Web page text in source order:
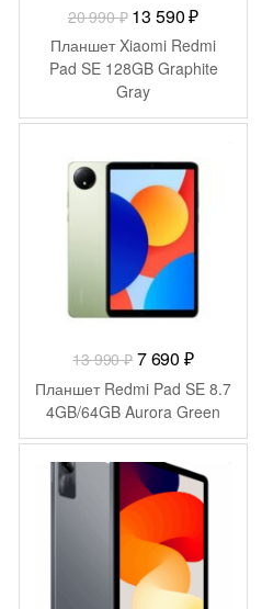
20 990₽ Первоначальная
цена
составляла
20
990 ₽.
13 590₽Текущая
цена:
13
Планшет Xiaomi Redmi
Pad SE 128GB Graphite
Gray
13 990₽ Первоначальная
цена
составляла
13
990 ₽.
7 690 ₽Текущая
цена:
7
690 ₽.
Планшет Redmi Pad SE 8.7
4GB/64GB Aurora Green
-6 009